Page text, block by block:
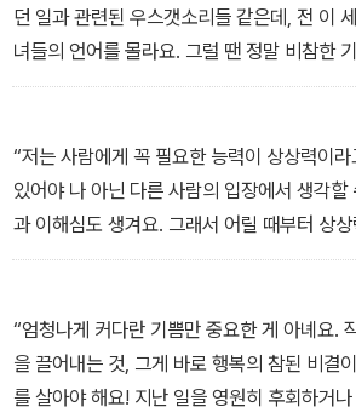
던 일과 관련된 우스갯소리들 같은데, 전 이
녀들의 언어를 몰라요. 그럴 땐 정말 비참한
“저는 사람에게 꼭 필요한 능력이 상상력이라
있어야 나 아닌 다른 사람의 입장에서 생각
과 이해심도 생겨요. 그래서 어릴 때부터 상
“엄청나게 커다란 기쁨만 중요한 게 아녜요.
을 끌어내는 것, 그게 바로 행복의 참된 비결
를 살아야 해요! 지난 일을 영원히 후회하거